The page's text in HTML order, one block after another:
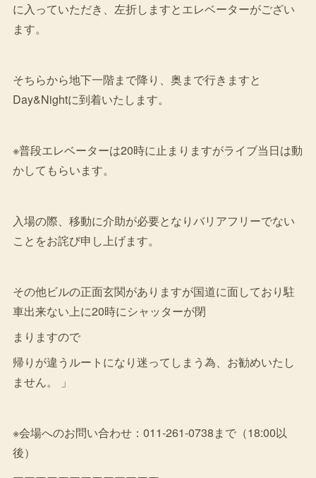
に入っていただき、左折しますとエレベーターがござい
ます。
そちらから地下一階まで降り、奥まで行きますと
Day&Nightに到着いたします。
※普段エレベーターは20時に止まりますがライブ当日は動
かしてもらいます。
入場の際、移動に介助が必要となりバリアフリーでない
ことをお詫び申し上げます。
その他ビルの正面玄関がありますが国道に面しており駐
車出来ない上に20時にシャッターが閉
まりますので
帰りが違うルートになり迷ってしまう為、お勧めいたし
ません。 」
※会場へのお問い合わせ：011-261-0738まで（18:00以
後）